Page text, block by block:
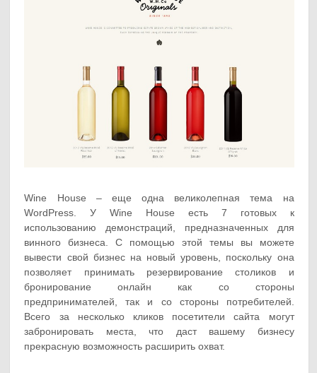
Wine House – еще одна великолепная тема на
WordPress. У Wine House есть 7 готовых к
использованию демонстраций, предназначенных для
винного бизнеса. С помощью этой темы вы можете
вывести свой бизнес на новый уровень, поскольку она
позволяет принимать резервирование столиков и
бронирование онлайн как со стороны
предпринимателей, так и со стороны потребителей.
Всего за несколько кликов посетители сайта могут
забронировать места, что даст вашему бизнесу
прекрасную возможность расширить охват.